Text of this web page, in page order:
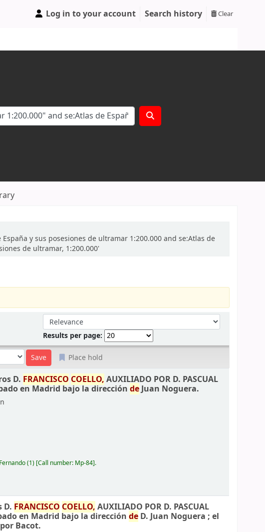
Log in to your account Search history Clear
y sus posesiones de ultramar 1:200.000 and se:Atlas de
de ultramar, 1:200.000'
Sort by:
Results per page:
Place hold
D. FRANCISCO COELLO, AUXILIADO POR D. PASCUAL
en Madrid bajo la direcciónde Juan Noguera.
(1) Call number: Mp-84 .
D. FRANCISCO COELLO, AUXILIADO POR D. PASCUAL
en Madrid bajo la direcciónde D. Juan Noguera ; el
Bacot.